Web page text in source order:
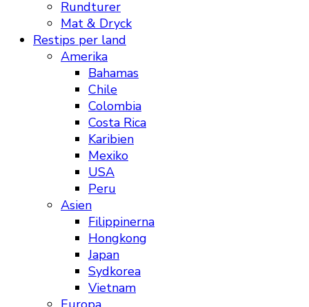
Rundturer
Mat & Dryck
Restips per land
Amerika
Bahamas
Chile
Colombia
Costa Rica
Karibien
Mexiko
USA
Peru
Asien
Filippinerna
Hongkong
Japan
Sydkorea
Vietnam